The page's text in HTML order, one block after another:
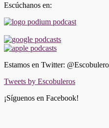
Escúchanos en:
Estamos en Twitter:
Tweets by Escobuleros
¡Síguenos en Facebook!